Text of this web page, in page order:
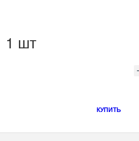
1 шт
КУПИТЬ